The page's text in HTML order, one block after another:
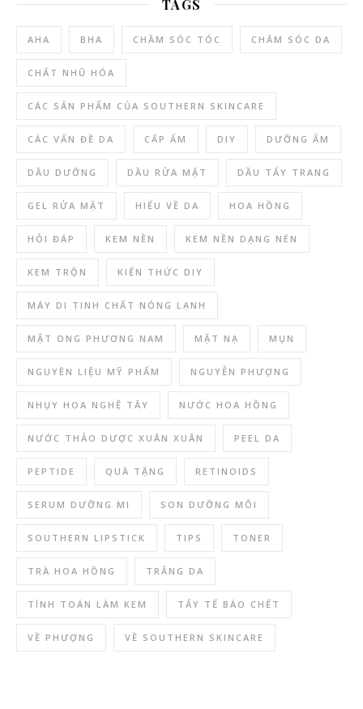
TAGS
AHA BHA CHĂM SÓC TÓC CHĂM SÓC DA
CHẤT NHŨ HÓA
CÁC SẢN PHẨM CỦA SOUTHERN SKINCARE
CÁC VẤN ĐỀ DA CẤP ẨM DIY DƯỠNG ẨM
DẦU DƯỠNG DẦU RỬA MẶT DẦU TẨY TRANG
GEL RỬA MẶT HIỂU VỀ DA HOA HỒNG
HỎI ĐÁP KEM NỀN KEM NỀN DẠNG NÉN
KEM TRỘN KIẾN THỨC DIY
MÁY DI TINH CHẤT NÓNG LẠNH
MẬT ONG PHƯƠNG NAM MẶT NẠ MỤN
NGUYÊN LIỆU MỸ PHẨM NGUYỄN PHƯỢNG
NHỤY HOA NGHỆ TÂY NƯỚC HOA HỒNG
NƯỚC THẢO DƯỢC XUÂN XUÂN PEEL DA
PEPTIDE QUÀ TẶNG RETINOIDS
SERUM DƯỠNG MI SON DƯỠNG MÔI
SOUTHERN LIPSTICK TIPS TONER
TRÀ HOA HỒNG TRẮNG DA
TÍNH TOÁN LÀM KEM TẨY TẾ BÀO CHẾT
VỀ PHƯỢNG VỀ SOUTHERN SKINCARE